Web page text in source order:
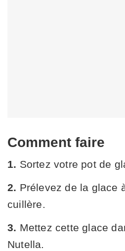
Comment faire
1. Sortez votre pot de
2. Prélevez de la glace
cuillère.
3. Mettez cette glace
Nutella.